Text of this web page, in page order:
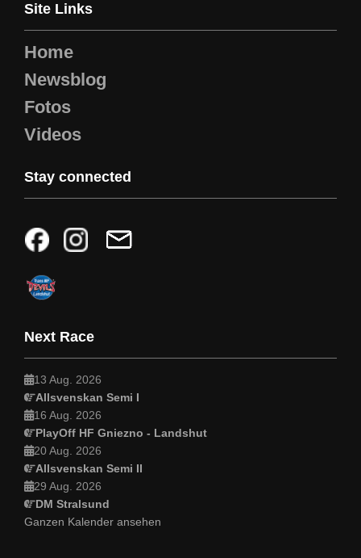
Site Links
Home
Newsblog
Fotos
Videos
Stay connected
Next Race
13 Aug. 2026
Allsvenskan Semi I
16 Aug. 2026
PlayOff HF Gniezno - Landshut
20 Aug. 2026
Allsvenskan Semi II
29 Aug. 2026
DM Stralsund
Ganzen Kalender ansehen